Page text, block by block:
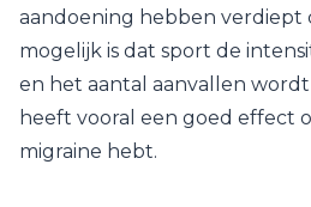
aandoening hebben
mogelijk is dat sport de
en het aantal aanvallen
heeft vooral een goed effect
migraine hebt.